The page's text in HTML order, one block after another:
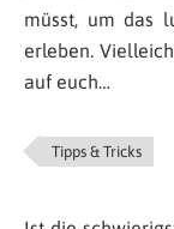
müsst, um das
erleben.
auf euch…
Tipps & Tricks